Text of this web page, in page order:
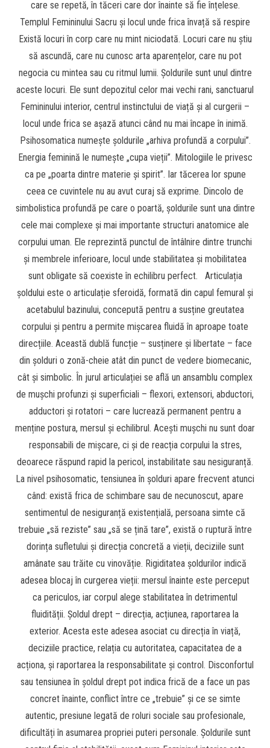
care se repetă, în tăceri care dor înainte să fie înțelese.
Templul Femininului Sacru și locul unde frica învață să respire
Există locuri în corp care nu mint niciodată. Locuri care nu știu
să ascundă, care nu cunosc arta aparențelor, care nu pot
negocia cu mintea sau cu ritmul lumii. Șoldurile sunt unul dintre
aceste locuri. Ele sunt depozitul celor mai vechi rani, sanctuarul
Femininului interior, centrul instinctului de viață și al curgerii –
locul unde frica se așază atunci când nu mai încape în inimă.
Psihosomatica numește șoldurile „arhiva profundă a corpului”.
Energia feminină le numește „cupa vieții”. Mitologiile le privesc
ca pe „poarta dintre materie și spirit”. Iar tăcerea lor spune
ceea ce cuvintele nu au avut curaj să exprime. Dincolo de
simbolistica profundă pe care o poartă, șoldurile sunt una dintre
cele mai complexe și mai importante structuri anatomice ale
corpului uman. Ele reprezintă punctul de întâlnire dintre trunchi
și membrele inferioare, locul unde stabilitatea și mobilitatea
sunt obligate să coexiste în echilibru perfect. Articulația
șoldului este o articulație sferoidă, formată din capul femural și
acetabulul bazinului, concepută pentru a susține greutatea
corpului și pentru a permite mișcarea fluidă în aproape toate
direcțiile. Această dublă funcție – susținere și libertate – face
din șolduri o zonă-cheie atât din punct de vedere biomecanic,
cât și simbolic. În jurul articulației se află un ansamblu complex
de mușchi profunzi și superficiali – flexori, extensori, abductori,
adductori și rotatori – care lucrează permanent pentru a
menține postura, mersul și echilibrul. Acești mușchi nu sunt doar
responsabili de mișcare, ci și de reacția corpului la stres,
deoarece răspund rapid la pericol, instabilitate sau nesiguranță.
La nivel psihosomatic, tensiunea în șolduri apare frecvent atunci
când: există frica de schimbare sau de necunoscut, apare
sentimentul de nesiguranță existențială, persoana simte că
trebuie „să reziste” sau „să se țină tare”, există o ruptură între
dorința sufletului și direcția concretă a vieții, deciziile sunt
amânate sau trăite cu vinovăție. Rigiditatea șoldurilor indică
adesea blocaj în curgerea vieții: mersul înainte este perceput
ca periculos, iar corpul alege stabilitatea în detrimentul
fluidității. Șoldul drept – direcția, acțiunea, raportarea la
exterior. Acesta este adesea asociat cu direcția în viață,
deciziile practice, relația cu autoritatea, capacitatea de a
acționa, și raportarea la responsabilitate și control. Disconfortul
sau tensiunea în șoldul drept pot indica frică de a face un pas
concret înainte, conflict între ce „trebuie” și ce se simte
autentic, presiune legată de roluri sociale sau profesionale,
dificultăți în asumarea propriei puteri personale. Șoldurile sunt